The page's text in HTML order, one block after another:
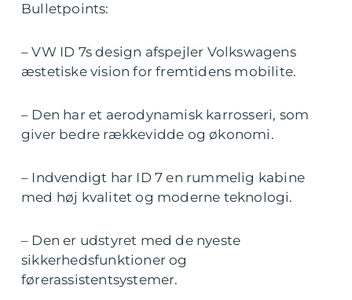
Bulletpoints:
– VW ID 7s design afspejler Volkswagens
æstetiske vision for fremtidens mobilite.
– Den har et aerodynamisk karrosseri, som
giver bedre rækkevidde og økonomi.
– Indvendigt har ID 7 en rummelig kabine
med høj kvalitet og moderne teknologi.
– Den er udstyret med de nyeste
sikkerhedsfunktioner og
førerassistentsystemer.